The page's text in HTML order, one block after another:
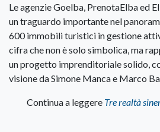
Le agenzie Goelba, PrenotaElba ed
un traguardo importante nel
600 immobili turistici in gestione
cifra che non è solo simbolica, ma
un progetto imprenditoriale solido,
visione da Simone Manca e Marco
Continua a leggere Tre realtà